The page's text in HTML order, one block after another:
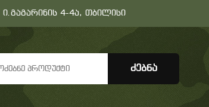
ი.გაგარინის 4-4ა, თბილისი